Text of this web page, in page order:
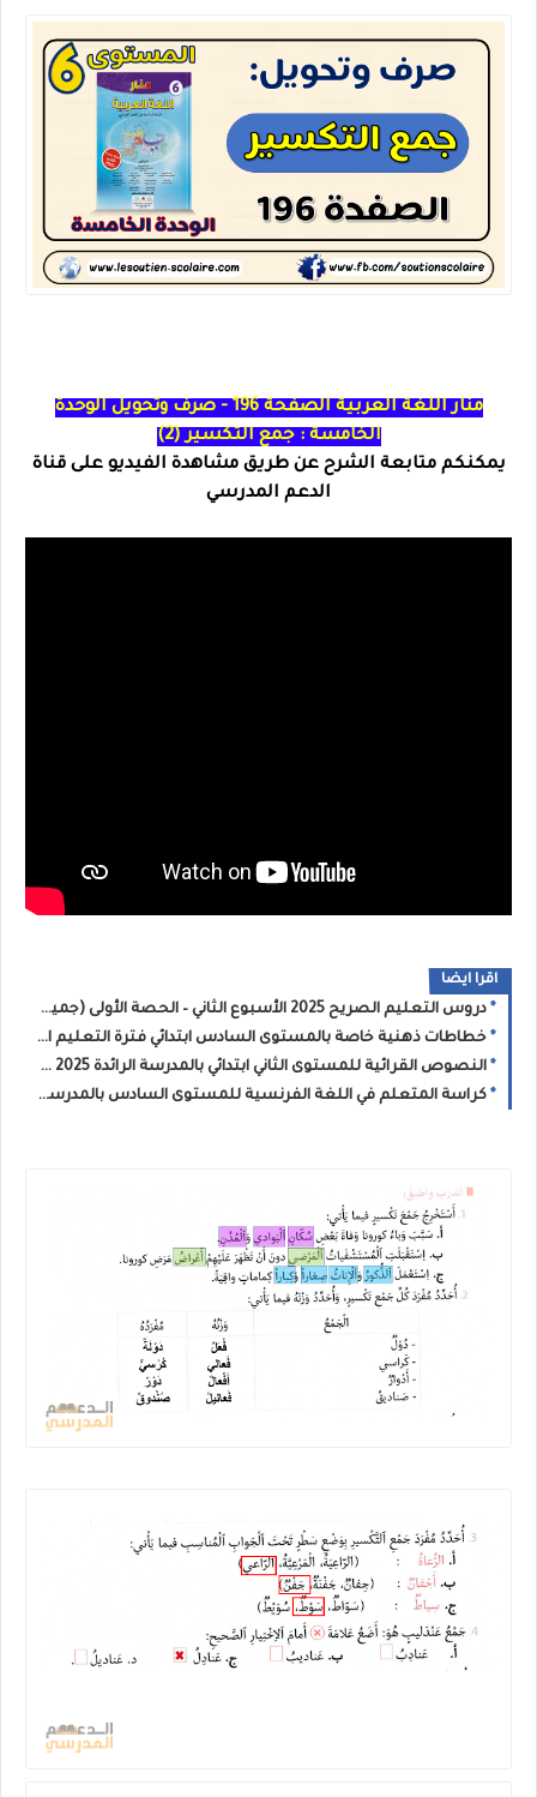
منار اللغة العربية الصفحة 196 - صرف وتحويل الوحدة
الخامسة : جمع التكسير (2)
يمكنكم متابعة الشرح عن طريق مشاهدة الفيديو على قناة
الدعم المدرسي
اقرا ايضا
دروس التعليم الصريح 2025 الأسبوع الثاني – الحصة الأولى (جميع المستويات)
خطاطات ذهنية خاصة بالمستوى السادس ابتدائي فترة التعليم الصريح 2025
النصوص القرائية للمستوى الثاني ابتدائي بالمدرسة الرائدة 2025 - التعليم الصريح
كراسة المتعلم في اللغة الفرنسية للمستوى السادس بالمدرسة الرائدة 2025